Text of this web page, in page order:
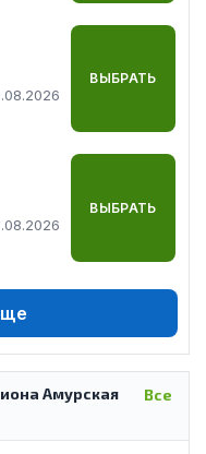
ВЫБРАТЬ
ВЫБРАТЬ
Все
Амурская